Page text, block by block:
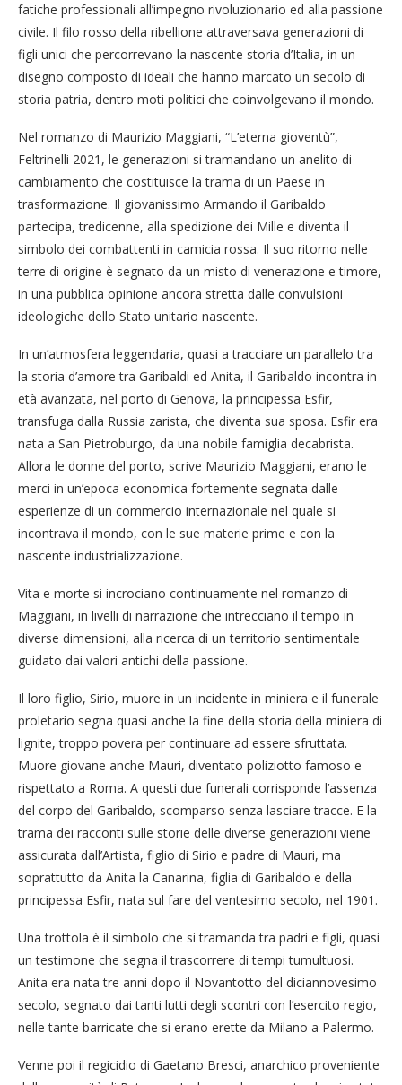
fatiche professionali all’impegno rivoluzionario ed alla passione
civile. Il filo rosso della ribellione attraversava generazioni di
figli unici che percorrevano la nascente storia d’Italia, in un
disegno composto di ideali che hanno marcato un secolo di
storia patria, dentro moti politici che coinvolgevano il mondo.
Nel romanzo di Maurizio Maggiani, “L’eterna gioventù”,
Feltrinelli 2021, le generazioni si tramandano un anelito di
cambiamento che costituisce la trama di un Paese in
trasformazione. Il giovanissimo Armando il Garibaldo
partecipa, tredicenne, alla spedizione dei Mille e diventa il
simbolo dei combattenti in camicia rossa. Il suo ritorno nelle
terre di origine è segnato da un misto di venerazione e timore,
in una pubblica opinione ancora stretta dalle convulsioni
ideologiche dello Stato unitario nascente.
In un’atmosfera leggendaria, quasi a tracciare un parallelo tra
la storia d’amore tra Garibaldi ed Anita, il Garibaldo incontra in
età avanzata, nel porto di Genova, la principessa Esfir,
transfuga dalla Russia zarista, che diventa sua sposa. Esfir era
nata a San Pietroburgo, da una nobile famiglia decabrista.
Allora le donne del porto, scrive Maurizio Maggiani, erano le
merci in un’epoca economica fortemente segnata dalle
esperienze di un commercio internazionale nel quale si
incontrava il mondo, con le sue materie prime e con la
nascente industrializzazione.
Vita e morte si incrociano continuamente nel romanzo di
Maggiani, in livelli di narrazione che intrecciano il tempo in
diverse dimensioni, alla ricerca di un territorio sentimentale
guidato dai valori antichi della passione.
Il loro figlio, Sirio, muore in un incidente in miniera e il funerale
proletario segna quasi anche la fine della storia della miniera di
lignite, troppo povera per continuare ad essere sfruttata.
Muore giovane anche Mauri, diventato poliziotto famoso e
rispettato a Roma. A questi due funerali corrisponde l’assenza
del corpo del Garibaldo, scomparso senza lasciare tracce. E la
trama dei racconti sulle storie delle diverse generazioni viene
assicurata dall’Artista, figlio di Sirio e padre di Mauri, ma
soprattutto da Anita la Canarina, figlia di Garibaldo e della
principessa Esfir, nata sul fare del ventesimo secolo, nel 1901.
Una trottola è il simbolo che si tramanda tra padri e figli, quasi
un testimone che segna il trascorrere di tempi tumultuosi.
Anita era nata tre anni dopo il Novantotto del diciannovesimo
secolo, segnato dai tanti lutti degli scontri con l’esercito regio,
nelle tante barricate che si erano erette da Milano a Palermo.
Venne poi il regicidio di Gaetano Bresci, anarchico proveniente